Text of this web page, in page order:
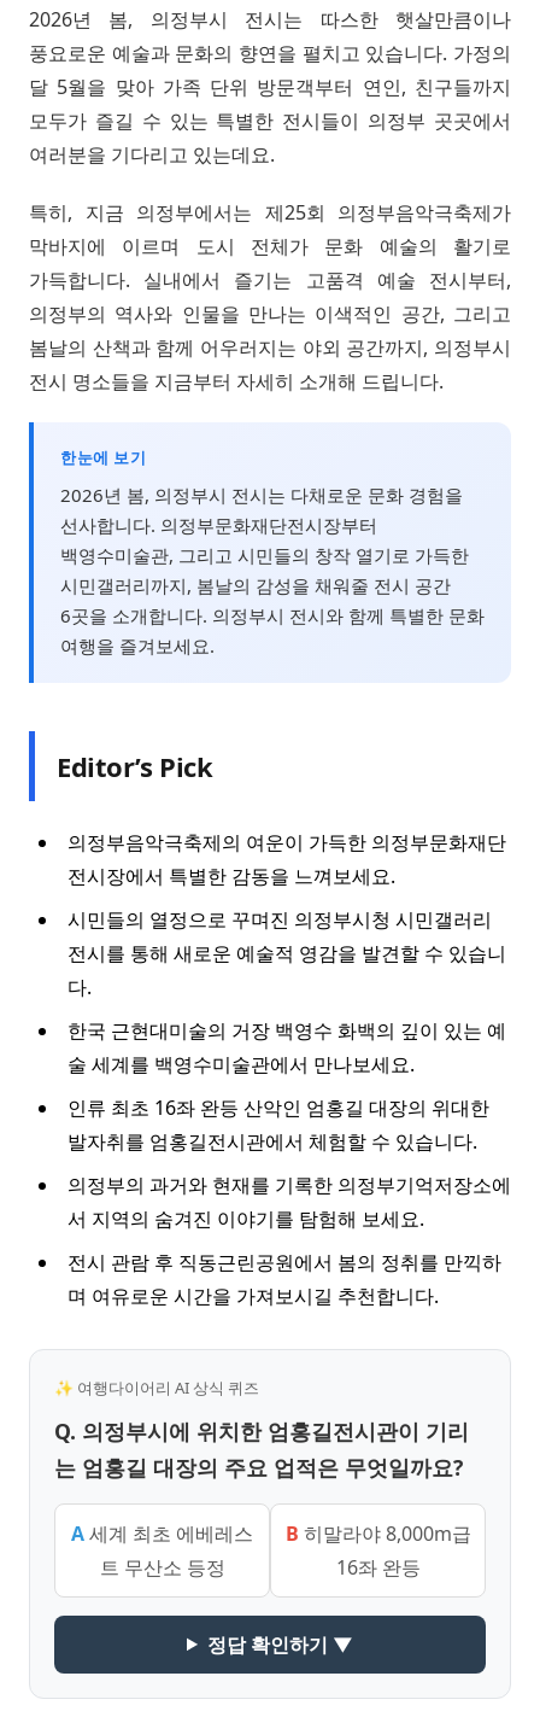
2026년 봄, 의정부시 전시는 따스한 햇살만큼이나
풍요로운 예술과 문화의 향연을 펼치고 있습니다. 가정의
달 5월을 맞아 가족 단위 방문객부터 연인, 친구들까지
모두가 즐길 수 있는 특별한 전시들이 의정부 곳곳에서
여러분을 기다리고 있는데요.
특히, 지금 의정부에서는 제25회 의정부음악극축제가
막바지에 이르며 도시 전체가 문화 예술의 활기로
가득합니다. 실내에서 즐기는 고품격 예술 전시부터,
의정부의 역사와 인물을 만나는 이색적인 공간, 그리고
봄날의 산책과 함께 어우러지는 야외 공간까지, 의정부시
전시 명소들을 지금부터 자세히 소개해 드립니다.
한눈에 보기
2026년 봄, 의정부시 전시는 다채로운 문화 경험을
선사합니다. 의정부문화재단전시장부터
백영수미술관, 그리고 시민들의 창작 열기로 가득한
시민갤러리까지, 봄날의 감성을 채워줄 전시 공간
6곳을 소개합니다. 의정부시 전시와 함께 특별한 문화
여행을 즐겨보세요.
Editor’s Pick
의정부음악극축제의 여운이 가득한 의정부문화재단
전시장에서 특별한 감동을 느껴보세요.
시민들의 열정으로 꾸며진 의정부시청 시민갤러리
전시를 통해 새로운 예술적 영감을 발견할 수 있습니
다.
한국 근현대미술의 거장 백영수 화백의 깊이 있는 예
술 세계를 백영수미술관에서 만나보세요.
인류 최초 16좌 완등 산악인 엄홍길 대장의 위대한
발자취를 엄홍길전시관에서 체험할 수 있습니다.
의정부의 과거와 현재를 기록한 의정부기억저장소에
서 지역의 숨겨진 이야기를 탐험해 보세요.
전시 관람 후 직동근린공원에서 봄의 정취를 만끽하
며 여유로운 시간을 가져보시길 추천합니다.
✨ 여행다이어리 AI 상식 퀴즈
Q. 의정부시에 위치한 엄홍길전시관이 기리
는 엄홍길 대장의 주요 업적은 무엇일까요?
A세계 최초 에베레스
트 무산소 등정
B 히말라야 8,000m급
16좌 완등
정답 확인하기 ▼